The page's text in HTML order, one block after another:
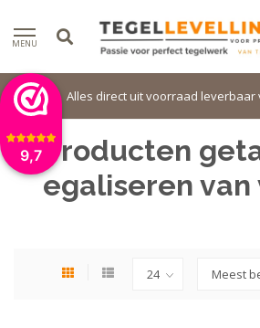
9,7
MENU
Alles direct uit voorraad leverbaar
Producten
egaliseren van